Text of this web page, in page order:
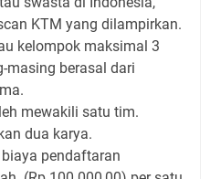
KTM yang dilampirkan.
kelompok maksimal 3
masing berasal dari
mewakili satu tim.
dua karya.
pendaftaran